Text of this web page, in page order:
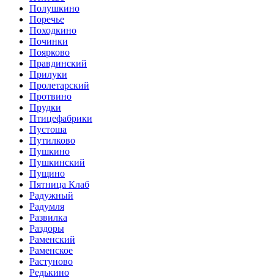
Полушкино
Поречье
Походкино
Починки
Поярково
Правдинский
Прилуки
Пролетарский
Протвино
Прудки
Птицефабрики
Пустоша
Путилково
Пушкино
Пушкинский
Пущино
Пятница Клаб
Радужный
Радумля
Развилка
Раздоры
Раменский
Раменское
Растуново
Редькино